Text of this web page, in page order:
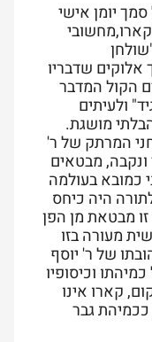
יומן אישי
שדבריו
הקול המדבר
ולעיתים
מושגת.
המרתק של ר'
ונקבה, מבטאים
כמובא בעולמה
היה כיחס
זו מבטאת מן הפן
מעורה בזו
של ר' יוסף
וכיסופיו
קארו אינו
גבר